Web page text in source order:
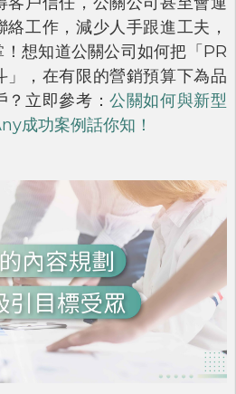
工作，減少人手跟進工夫，
想知道公關公司如何把「PR
」，在有限的營銷預算下為品
？立即參考：公關如何與新型
成功案例話你知！